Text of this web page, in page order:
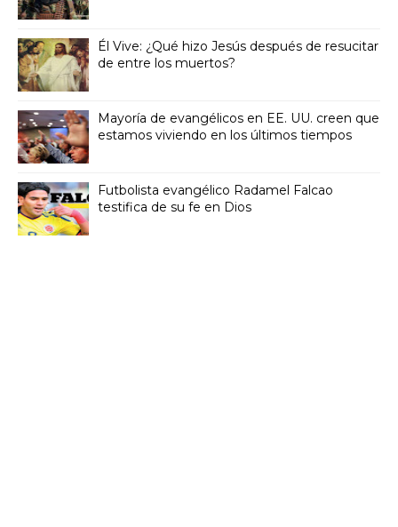
Él Vive: ¿Qué hizo Jesús después de resucitar
de entre los muertos?
Mayoría de evangélicos en EE. UU. creen que
estamos viviendo en los últimos tiempos
Futbolista evangélico Radamel Falcao
testifica de su fe en Dios